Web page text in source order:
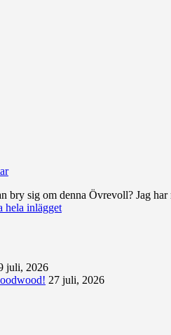
sig om denna Övrevoll? Jag
hela inlägget
juli, 2026
27 juli, 2026